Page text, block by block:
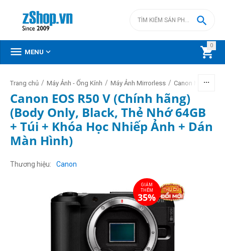
0


 MENU 
Trang chủ / Máy Ảnh - Ống Kính / Máy Ảnh Mirrorless / Canon Mirrorless
Canon EOS R50 V (Chính hãng)
(Body Only, Black, Thẻ Nhớ 64GB
+ Túi + Khóa Học Nhiếp Ảnh + Dán
Màn Hình)
Thương hiệu Canon